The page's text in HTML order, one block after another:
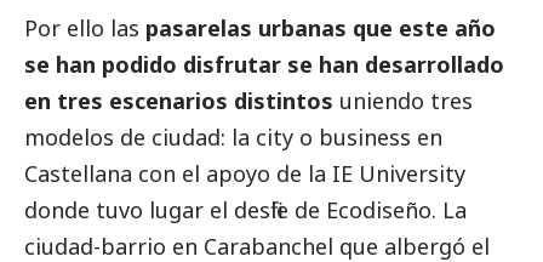
Por ello las pasarelas urbanas que este año
se han podido disfrutar se han desarrollado
en tres escenarios distintos uniendo tres
modelos de ciudad: la city o business en
Castellana con el apoyo de la IE University
donde tuvo lugar el desfile de Ecodiseño. La
ciudad-barrio en Carabanchel que albergó el